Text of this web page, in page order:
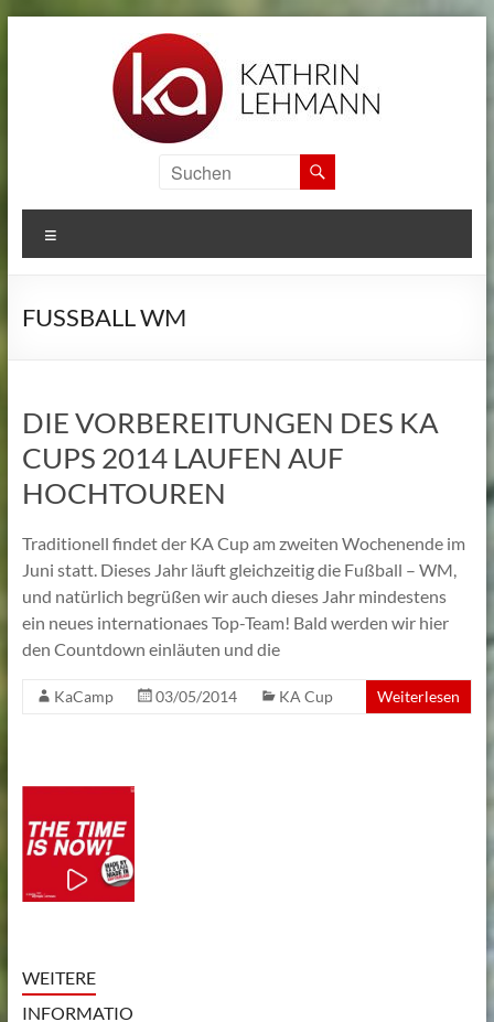
SPORTS
CAMPS
zu
Camps
von
Kathrin
Lehmann
FUSSBALL WM
DIE VORBEREITUNGEN DES KA
CUPS 2014 LAUFEN AUF
HOCHTOUREN
Traditionell findet der KA Cup am zweiten Wochenende im
Juni statt. Dieses Jahr läuft gleichzeitig die Fußball – WM,
und natürlich begrüßen wir auch dieses Jahr mindestens
ein neues internationaes Top-Team! Bald werden wir hier
den Countdown einläuten und die
KaCamp 03/05/2014 KA Cup Weiterlesen
WEITERE
INFORMATIO